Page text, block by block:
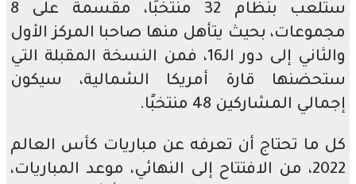
ستُلعب بنظام 32 منتخبًا، مقسمة على 8
بحيث يتأهل منها صاحبا المركز الأول
والثاني إلى دور الـ16، فمن النسخة المقبلة التي
قارة أمريكا الشمالية، سيكون
المشاركين 48 منتخبًا.
تحتاج أن تعرفه عن مباريات كأس العالم
2022، من الافتتاح إلى النهائي، موعد المباريات،